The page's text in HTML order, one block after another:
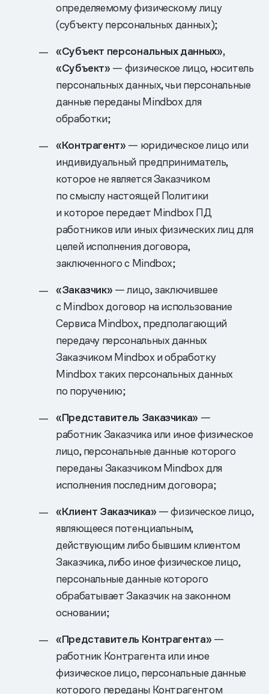
определяемому физическому лицу
(субъекту персональных данных);
«Субъект персональных данных»,
«Субъект» — физическое лицо, носитель
персональных данных, чьи персональные
данные переданы Mindbox для
обработки;
«Контрагент» — юридическое лицо или
индивидуальный предприниматель,
которое не является Заказчиком
по смыслу настоящей Политики
и которое передает Mindbox ПД
работников или иных физических лиц для
целей исполнения договора,
заключенного с Mindbox;
«Заказчик» — лицо, заключившее
с Mindbox договор на использование
Сервиса Mindbox, предполагающий
передачу персональных данных
Заказчиком Mindbox и обработку
Mindbox таких персональных данных
по поручению;
«Представитель Заказчика» —
работник Заказчика или иное физическое
лицо, персональные данные которого
переданы Заказчиком Mindbox для
исполнения последним договора;
«Клиент Заказчика» — физическое лицо,
являющееся потенциальным,
действующим либо бывшим клиентом
Заказчика, либо иное физическое лицо,
персональные данные которого
обрабатывает Заказчик на законном
основании;
«Представитель Контрагента» —
работник Контрагента или иное
физическое лицо, персональные данные
которого переданы Контрагентом